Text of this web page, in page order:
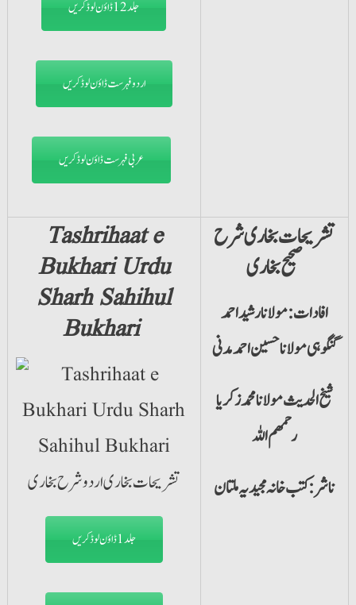
جلد12 ڈاؤن لوڈ کریں
اردو فہرست ڈاؤن لوڈ کریں
عربی فہرست ڈاؤن لوڈ کریں
Tashrihaat e
Bukhari Urdu
Sharh Sahihul
Bukhari
جلد1 ڈاؤن لوڈ کریں
تشریحات بخاری شرح
صحیح بخاری
افادات: مولانا رشید احمد
گنگوہی مولانا حسین احمد مدنی
شیخ الحدیث مولانا محمد زکریا
رحمھم اللہ
ناشر: کتب خانہ مجیدیہ ملتان